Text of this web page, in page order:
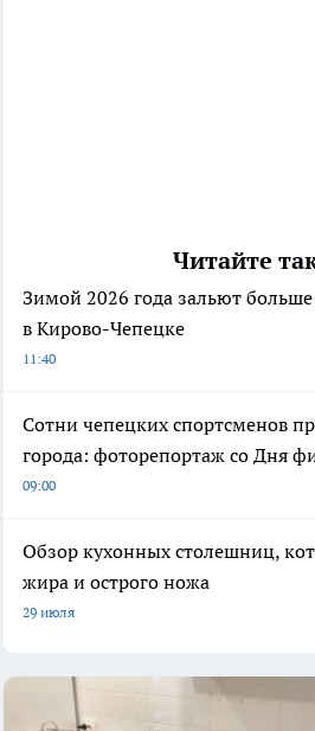
Читайте
Зимой 2026 года зальют
в Кирово-Чепецке
11:40
Сотни чепецких спортсменов
города: фоторепортаж со Дня
09:00
Обзор кухонных столешниц,
жира и острого ножа
29 июля